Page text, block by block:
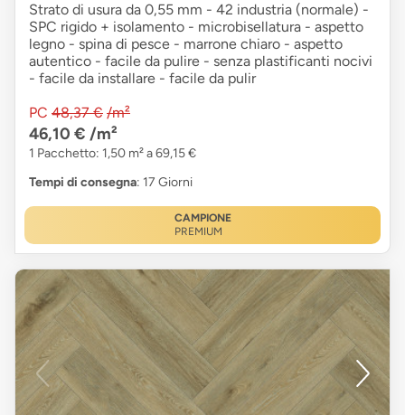
Strato di usura da 0,55 mm - 42 industria (normale) -
SPC rigido + isolamento - microbisellatura - aspetto
legno - spina di pesce - marrone chiaro - aspetto
autentico - facile da pulire - senza plastificanti nocivi
- facile da installare - facile da pulir
PC 48,37 € /m²
46,10 € /m²
1 Pacchetto: 1,50 m² a 69,15 €
Tempi di consegna: 17 Giorni
CAMPIONE
PREMIUM